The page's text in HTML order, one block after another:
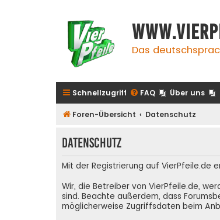
Das
Schnellzugriff FAQ Über uns
Foren-Übersicht Datenschutz
Datenschutz
Mit der Registrierung auf VierPfeile.de
Wir, die Betreiber von VierPfeile.de,
sind. Beachte außerdem, dass
möglicherweise Zugriffsdaten beim